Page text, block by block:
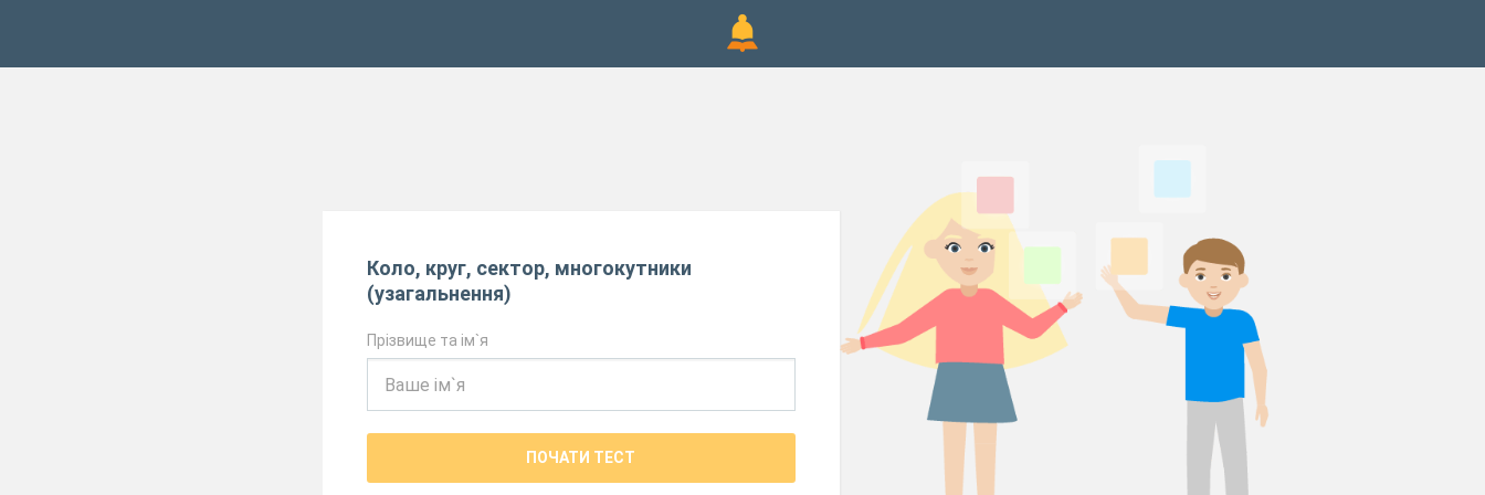
Коло, круг, сектор, многокутники
(узагальнення)
Прізвище та ім`я
ПОЧАТИ ТЕСТ